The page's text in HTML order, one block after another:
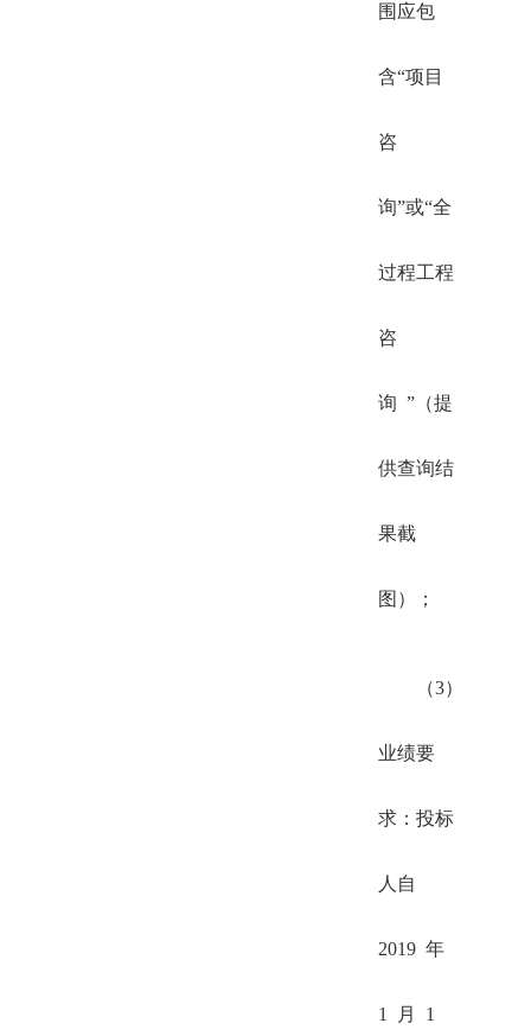
围应包
含“项目
咨
询”或“全
过程工程
咨
询 ”（提
供查询结
果截
图）；
（3）
业绩要
求：投标
人自
2019 年
1 月 1